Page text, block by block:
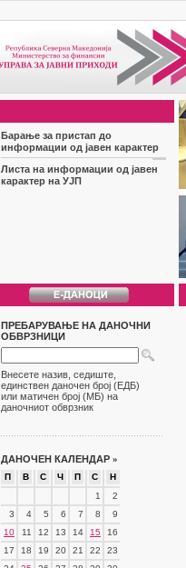
Барање за пристап до
информации од јавен карактер
Листа на информации од јавен
карактер на УЈП
ПРЕБАРУВАЊЕ НА ДАНОЧНИ
ОБВРЗНИЦИ
Внесете назив, седиште,
единствен даночен број (ЕДБ)
или матичен број (МБ) на
даночниот обврзник
ДАНОЧЕН КАЛЕНДАР »
П В С Ч П С
Н
1
2
3
4 5 6 7 8
9
10
11 12 13 14 15
16
17
18 19 20 21 22
23